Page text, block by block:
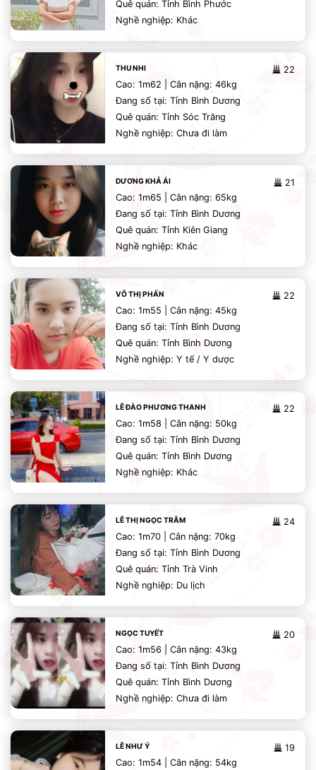
Quê quán: Tỉnh Bình Phước
Nghề nghiệp: Khác
22
THU NHI
Cao: 1m62 | Cân nặng: 46kg
Đang số tại: Tỉnh Bình Dương
Quê quán: Tỉnh Sóc Trăng
Nghề nghiệp: Chưa đi làm
21
DƯƠNG KHẢ ÁI
Cao: 1m65 | Cân nặng: 65kg
Đang số tại: Tỉnh Bình Dương
Quê quán: Tỉnh Kiên Giang
Nghề nghiệp: Khác
22
VÕ THỊ PHẤN
Cao: 1m55 | Cân nặng: 45kg
Đang số tại: Tỉnh Bình Dương
Quê quán: Tỉnh Bình Dương
Nghề nghiệp: Y tế / Y dược
22
LÊ ĐÀO PHƯƠNG THANH
Cao: 1m58 | Cân nặng: 50kg
Đang số tại: Tỉnh Bình Dương
Quê quán: Tỉnh Bình Dương
Nghề nghiệp: Khác
24
LÊ THỊ NGỌC TRÂM
Cao: 1m70 | Cân nặng: 70kg
Đang số tại: Tỉnh Bình Dương
Quê quán: Tỉnh Trà Vinh
Nghề nghiệp: Du lịch
20
NGỌC TUYẾT
Cao: 1m56 | Cân nặng: 43kg
Đang số tại: Tỉnh Bình Dương
Quê quán: Tỉnh Bình Dương
Nghề nghiệp: Chưa đi làm
19
LÊ NHƯ Ý
Cao: 1m54 | Cân nặng: 54kg